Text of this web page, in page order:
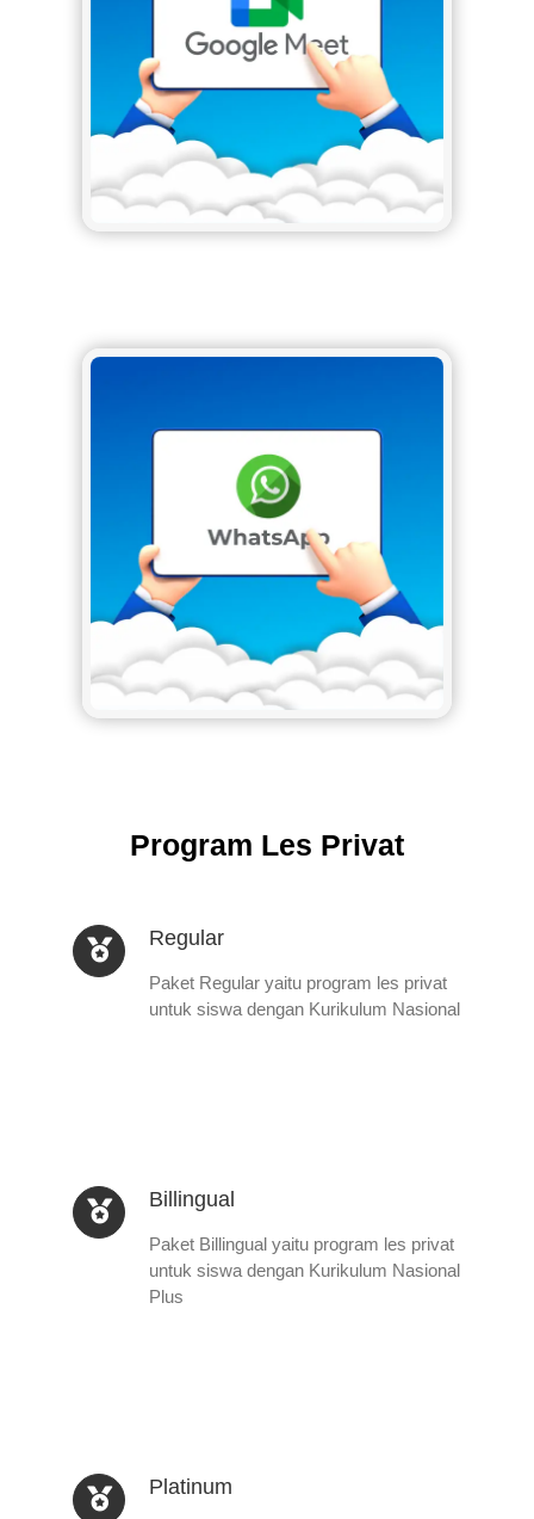
Program Les Privat
Regular
Paket Regular yaitu program les privat
untuk siswa dengan Kurikulum Nasional
Billingual
Paket Billingual yaitu program les privat
untuk siswa dengan Kurikulum Nasional
Plus
Platinum